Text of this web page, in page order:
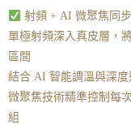
射頻 + AI 微聚焦同
單極射頻深入真皮層，
區間
結合 AI 智能調溫與深
微聚焦技術精準控制每
組